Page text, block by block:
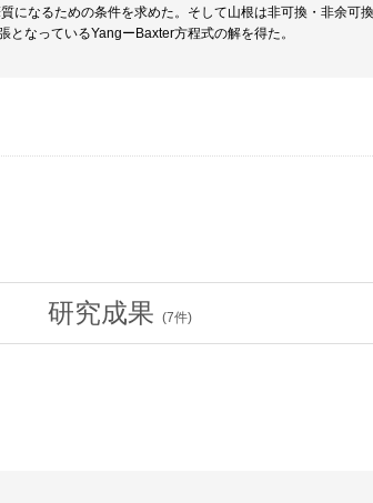
になるための条件を求めた。そして山根は非可換・非余可
なっているYangーBaxter方程式の解を得た。
研究成果 (7件)